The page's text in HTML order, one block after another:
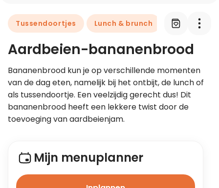
Leer koken als een chef
Kooktips & blogs
Tussendoortjes Lunch & brunch Ontbijt
Aardbeien-bananenbrood
Bananenbrood kun je op verschillende momenten
van de dag eten, namelijk bij het ontbijt, de lunch of
als tussendoortje. Een veelzijdig gerecht dus! Dit
bananenbrood heeft een lekkere twist door de
toevoeging van aardbeienjam.
Mijn menuplanner